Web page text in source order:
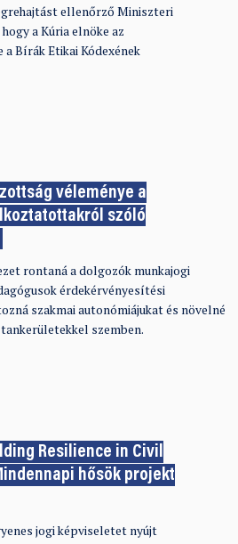
ellenőrző Miniszteri
a Kúria elnöke az
Bírák Etikai Kódexének
véleménye a
szóló
rontaná a dolgozók munkajogi
érdekérvényesítési
szakmai autonómiájukat és növelné
szemben.
Resilience in Civil
hősök projekt
jogi képviseletet nyújt